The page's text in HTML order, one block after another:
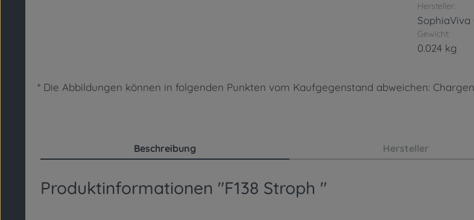
Hersteller:
SophiaViva
Gewicht:
0.024 kg
* Die Abbildungen können in folgenden Punkten vom Kaufgegenstand abweichen:
Beschreibung Hersteller
Produktinformationen "F138 Stroph "